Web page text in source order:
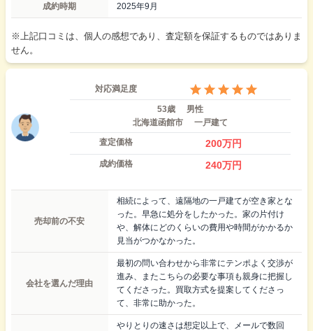
成約時期 2025年9月
※上記口コミは、個人の感想であり、査定額を保証するものではありま
せん。
対応満足度
53歳
男性
北海道函館市
一戸建て
査定価格
200万円
成約価格 240万円
売却前の不安
相続によって、遠隔地の一戸建てが空き家とな
った。早急に処分をしたかった。家の片付け
や、解体にどのくらいの費用や時間がかかるか
見当がつかなかった。
会社を選んだ理由
最初の問い合わせから非常にテンポよく交渉が
進み、またこちらの必要な事項も親身に把握し
てくださった。買取方式を提案してくださっ
て、非常に助かった。
やりとりの速さは想定以上で、メールで数回